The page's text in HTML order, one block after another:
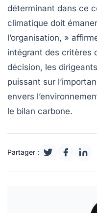
déterminant dans ce
climatique doit
l’organisation, »
intégrant des critères
décision, les
puissant sur
envers
le bilan carbone.
Partager :